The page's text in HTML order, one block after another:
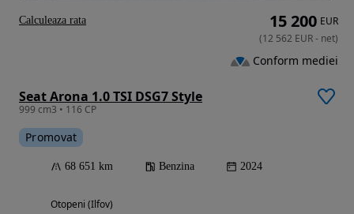
Seat Arona 1.0 TSI DSG7 Style
999 cm3 • 116 CP
Promovat
68 651 km Benzina 2024
Otopeni (Ilfov)
15 200 EUR
(12 562 EUR- net)
Conform mediei
Calculeaza rata